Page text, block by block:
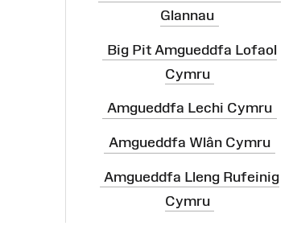
Glannau
Big Pit Amgueddfa Lofaol
Cymru
Amgueddfa Lechi Cymru
Amgueddfa Wlân Cymru
Amgueddfa Lleng Rufeinig
Cymru